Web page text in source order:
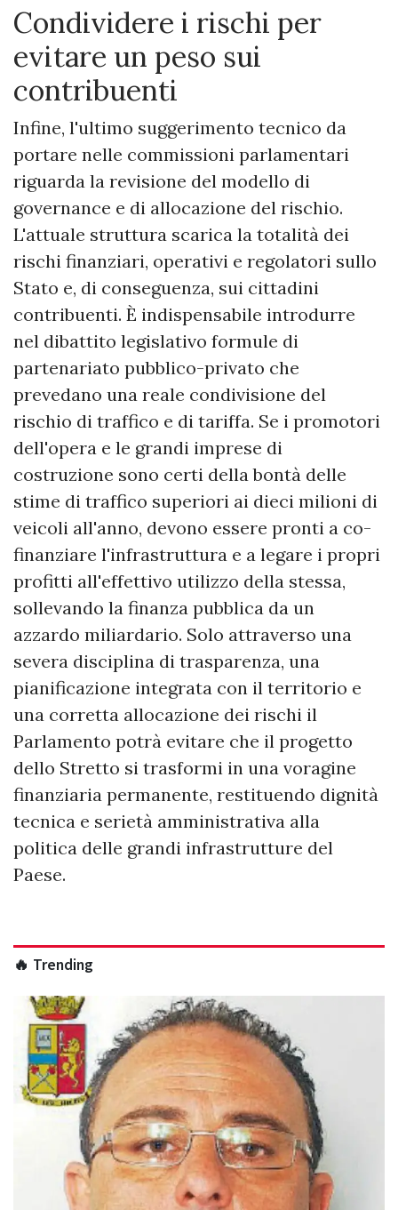
Condividere i rischi per
evitare un peso sui
contribuenti
Infine, l'ultimo suggerimento tecnico da
portare nelle commissioni parlamentari
riguarda la revisione del modello di
governance e di allocazione del rischio.
L'attuale struttura scarica la totalità dei
rischi finanziari, operativi e regolatori sullo
Stato e, di conseguenza, sui cittadini
contribuenti. È indispensabile introdurre
nel dibattito legislativo formule di
partenariato pubblico-privato che
prevedano una reale condivisione del
rischio di traffico e di tariffa. Se i promotori
dell'opera e le grandi imprese di
costruzione sono certi della bontà delle
stime di traffico superiori ai dieci milioni di
veicoli all'anno, devono essere pronti a co-
finanziare l'infrastruttura e a legare i propri
profitti all'effettivo utilizzo della stessa,
sollevando la finanza pubblica da un
azzardo miliardario. Solo attraverso una
severa disciplina di trasparenza, una
pianificazione integrata con il territorio e
una corretta allocazione dei rischi il
Parlamento potrà evitare che il progetto
dello Stretto si trasformi in una voragine
finanziaria permanente, restituendo dignità
tecnica e serietà amministrativa alla
politica delle grandi infrastrutture del
Paese.
🔥 Trending